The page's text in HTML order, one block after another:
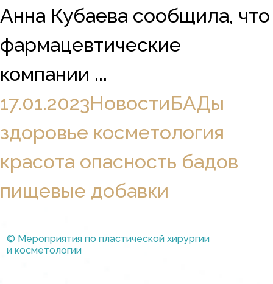
Анна Кубаева сообщила, что
фармацевтические
компании ...
17.01.2023НовостиБАДы
здоровье косметология
красота опасность бадов
пищевые добавки
© Мероприятия по пластической хирургии
и косметологии